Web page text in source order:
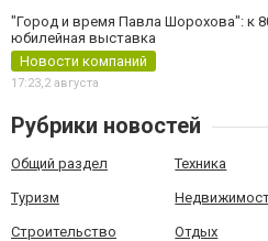
"Город и время Павла Шорохова": к
юбилейная выставка
Новости компаний
17:23,2 августа
Рубрики новостей
Общий раздел Техника
Туризм
Строительство Отдых